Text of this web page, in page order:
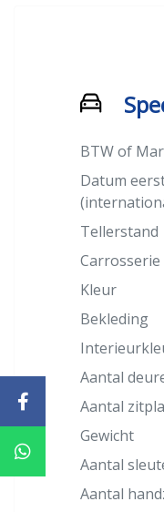
BTW of
Datum
Tellerstand
Carrosserie
Kleur
Bekleding
Aantal
Aantal
Gewicht
Aantal
Aantal